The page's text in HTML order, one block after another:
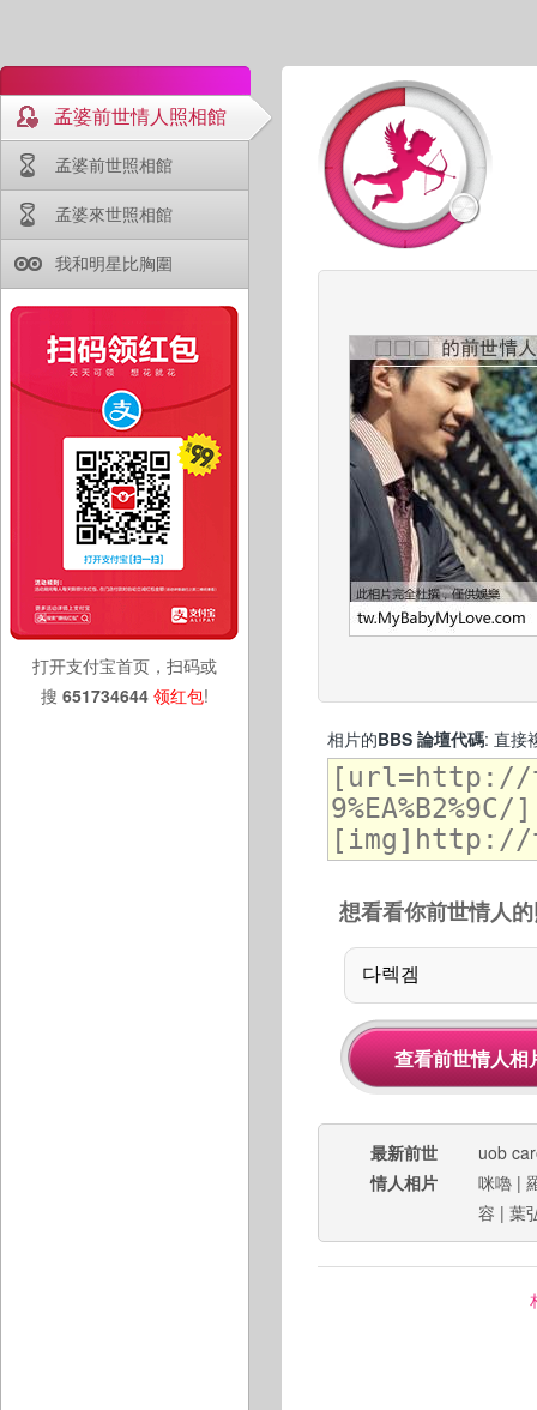
孟婆前世情人照相館
孟婆前世照相館
孟婆來世照相館
我和明星比胸圍
打开支付宝首页，扫码或
搜 651734644 领红包!
相片的BBS 論壇代碼: 直接
想看看你前世情人
最新前世
情人相片
uob
咪嚕 |
容 | 葉